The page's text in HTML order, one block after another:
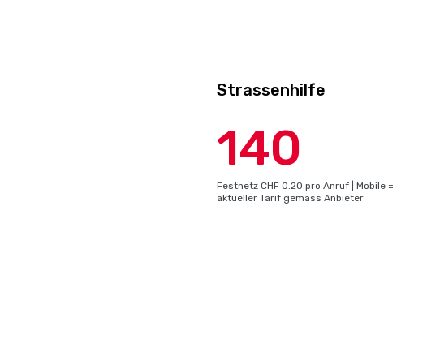
Strassenhilfe
140
Festnetz CHF 0.20 pro Anruf | Mobile =
aktueller Tarif gemäss Anbieter